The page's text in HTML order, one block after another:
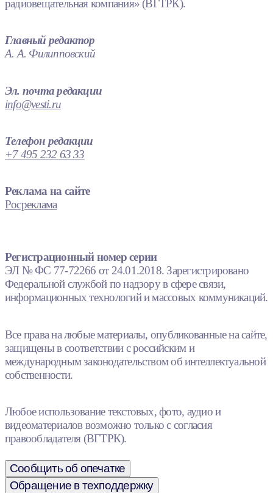
радиовещательная компания» (ВГТРК).
Главный редактор
А. А. Филипповский
Эл. почта редакции
info@vesti.ru
Телефон редакции
+7 495 232 63 33
Реклама на сайте
Росреклама
Регистрационный номер серии
ЭЛ № ФС 77-72266 от 24.01.2018. Зарегистрировано
Федеральной службой по надзору в сфере связи,
информационных технологий и массовых коммуникаций.
Все права на любые материалы, опубликованные на сайте,
защищены в соответствии с российским и
международным законодательством об интеллектуальной
собственности.
Любое использование текстовых, фото, аудио и
видеоматериалов возможно только с согласия
правообладателя (ВГТРК).
Сообщить об опечатке
Обращение в техподдержку